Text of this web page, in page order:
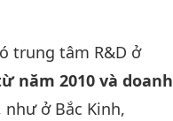
trung tâm R&D ở
năm 2010 và doanh
ở Bắc Kinh,